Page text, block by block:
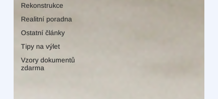
Rekonstrukce
Realitní poradna
Ostatní články
Tipy na výlet
Vzory dokumentů
zdarma